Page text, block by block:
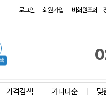
로그인 회원가입 비회원조회
가격검색 가나다순 맞